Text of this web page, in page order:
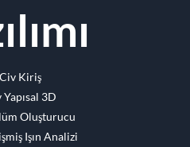
Kiriş
Yapısal 3D
Oluşturucu
Işın Analizi